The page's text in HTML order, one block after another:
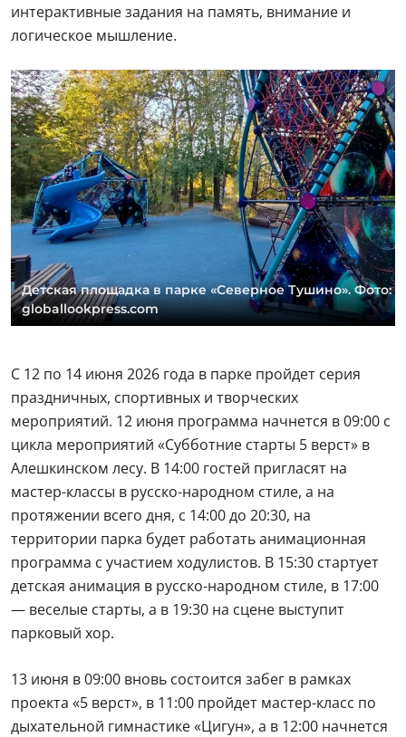
интерактивные задания на память, внимание и
логическое мышление.
Детская площадка в парке «Северное Тушино». Фото:
globallookpress.com
С 12 по 14 июня 2026 года в парке пройдет серия
праздничных, спортивных и творческих
мероприятий. 12 июня программа начнется в 09:00 с
цикла мероприятий «Субботние старты 5 верст» в
Алешкинском лесу. В 14:00 гостей пригласят на
мастер-классы в русско-народном стиле, а на
протяжении всего дня, с 14:00 до 20:30, на
территории парка будет работать анимационная
программа с участием ходулистов. В 15:30 стартует
детская анимация в русско-народном стиле, в 17:00
— веселые старты, а в 19:30 на сцене выступит
парковый хор.
13 июня в 09:00 вновь состоится забег в рамках
проекта «5 верст», в 11:00 пройдет мастер-класс по
дыхательной гимнастике «Цигун», а в 12:00 начнется